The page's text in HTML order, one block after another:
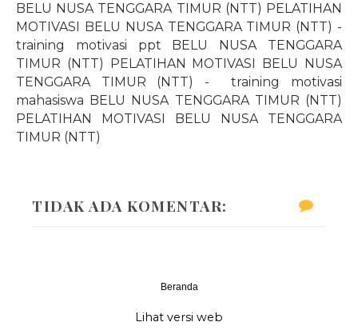
BELU NUSA TENGGARA TIMUR (NTT) PELATIHAN
MOTIVASI BELU NUSA TENGGARA TIMUR (NTT) -
training motivasi ppt BELU NUSA TENGGARA
TIMUR (NTT) PELATIHAN MOTIVASI BELU NUSA
TENGGARA TIMUR (NTT) -
training motivasi
mahasiswa BELU NUSA TENGGARA TIMUR (NTT)
PELATIHAN MOTIVASI BELU NUSA TENGGARA
TIMUR (NTT)
TIDAK ADA KOMENTAR:
Beranda
Lihat versi web